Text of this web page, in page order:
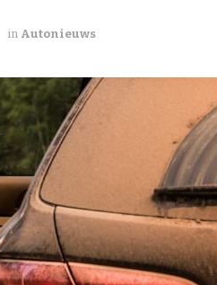
in Autonieuws